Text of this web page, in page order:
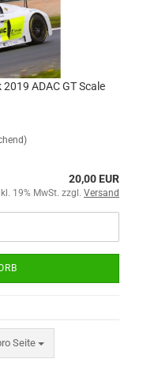
ADAC GT Scale
20,00 EUR
19% MwSt. zzgl. Versand
Seite